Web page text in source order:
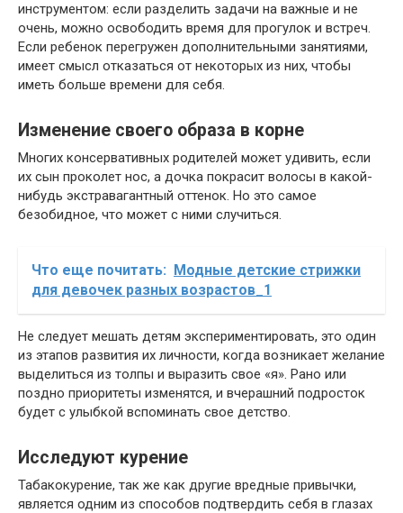
инструментом: если разделить задачи на важные и не
очень, можно освободить время для прогулок и встреч.
Если ребенок перегружен дополнительными занятиями,
имеет смысл отказаться от некоторых из них, чтобы
иметь больше времени для себя.
Изменение своего образа в корне
Многих консервативных родителей может удивить, если
их сын проколет нос, а дочка покрасит волосы в какой-
нибудь экстравагантный оттенок. Но это самое
безобидное, что может с ними случиться.
Что еще почитать: Модные детские стрижки
для девочек разных возрастов_1
Не следует мешать детям экспериментировать, это один
из этапов развития их личности, когда возникает желание
выделиться из толпы и выразить свое «я». Рано или
поздно приоритеты изменятся, и вчерашний подросток
будет с улыбкой вспоминать свое детство.
Исследуют курение
Табакокурение, так же как другие вредные привычки,
является одним из способов подтвердить себя в глазах